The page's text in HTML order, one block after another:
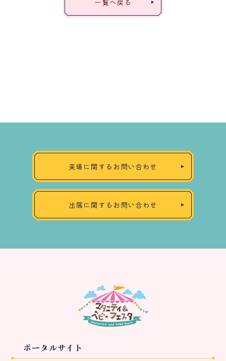
一覧へ戻る
来場に関するお問い合わせ
出展に関するお問い合わせ
ポータルサイト